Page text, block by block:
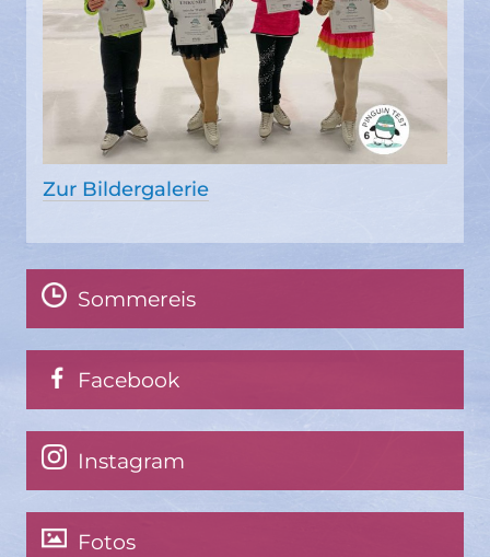
Zur Bildergalerie
Sommereis
Facebook
Instagram
Fotos